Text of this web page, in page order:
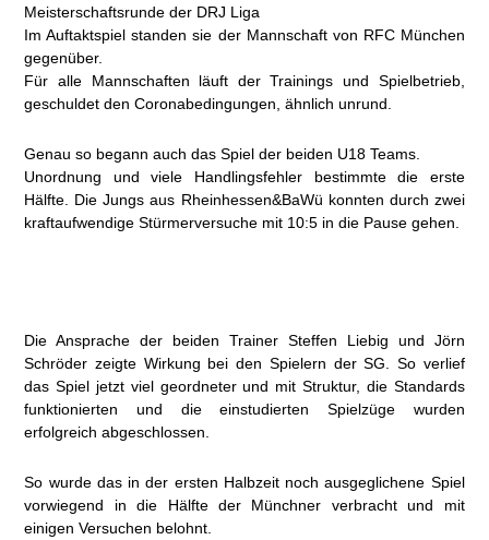
Meisterschaftsrunde der DRJ Liga
Im Auftaktspiel standen sie der Mannschaft von RFC München
gegenüber.
Für alle Mannschaften läuft der Trainings und Spielbetrieb,
geschuldet den Coronabedingungen, ähnlich unrund.
Genau so begann auch das Spiel der beiden U18 Teams.
Unordnung und viele Handlingsfehler bestimmte die erste
Hälfte. Die Jungs aus Rheinhessen&BaWü konnten durch zwei
kraftaufwendige Stürmerversuche mit 10:5 in die Pause gehen.
Die Ansprache der beiden Trainer Steffen Liebig und Jörn
Schröder zeigte Wirkung bei den Spielern der SG. So verlief
das Spiel jetzt viel geordneter und mit Struktur, die Standards
funktionierten und die einstudierten Spielzüge wurden
erfolgreich abgeschlossen.
So wurde das in der ersten Halbzeit noch ausgeglichene Spiel
vorwiegend in die Hälfte der Münchner verbracht und mit
einigen Versuchen belohnt.